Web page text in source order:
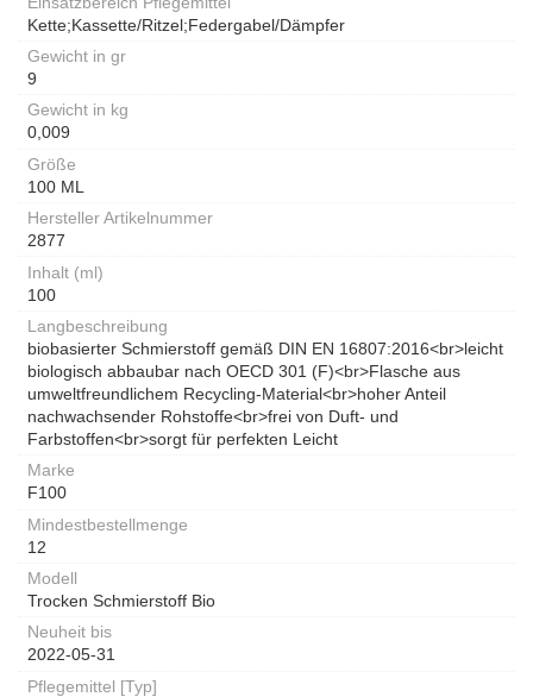
Kette;Kassette/Ritzel;Federgabel/Dämpfer
Gewicht in gr
9
Gewicht in kg
0,009
Größe
100 ML
Hersteller Artikelnummer
2877
Inhalt (ml)
100
Langbeschreibung
biobasierter Schmierstoff gemäß DIN EN 16807:2016<br>leicht
biologisch abbaubar nach OECD 301 (F)<br>Flasche aus
umweltfreundlichem Recycling-Material<br>hoher Anteil
nachwachsender Rohstoffe<br>frei von Duft- und
Farbstoffen<br>sorgt für perfekten Leicht
Marke
F100
Mindestbestellmenge
12
Modell
Trocken Schmierstoff Bio
Neuheit bis
2022-05-31
Pflegemittel [Typ]